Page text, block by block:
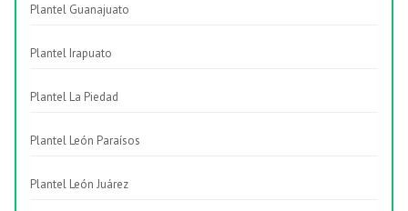
Plantel Guanajuato
Plantel Irapuato
Plantel La Piedad
Plantel León Paraísos
Plantel León Juárez